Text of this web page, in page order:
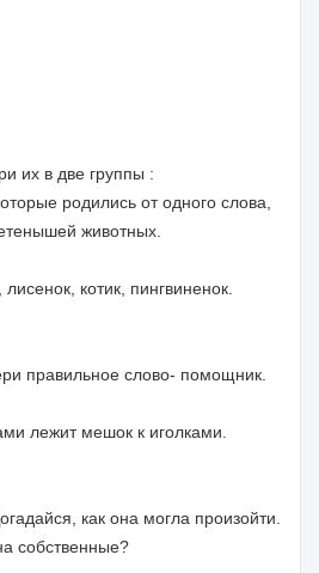
их в две группы :
родились от одного слова,
животных.
котик, пингвиненок.
правильное слово- помощник.
лежит мешок к иголками.
как она могла произойти.
собственные?